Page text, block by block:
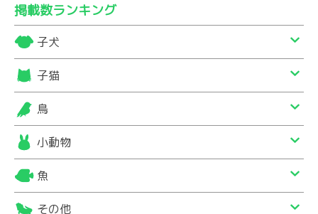
掲載数ランキング
子犬
子猫
鳥
小動物
魚
その他